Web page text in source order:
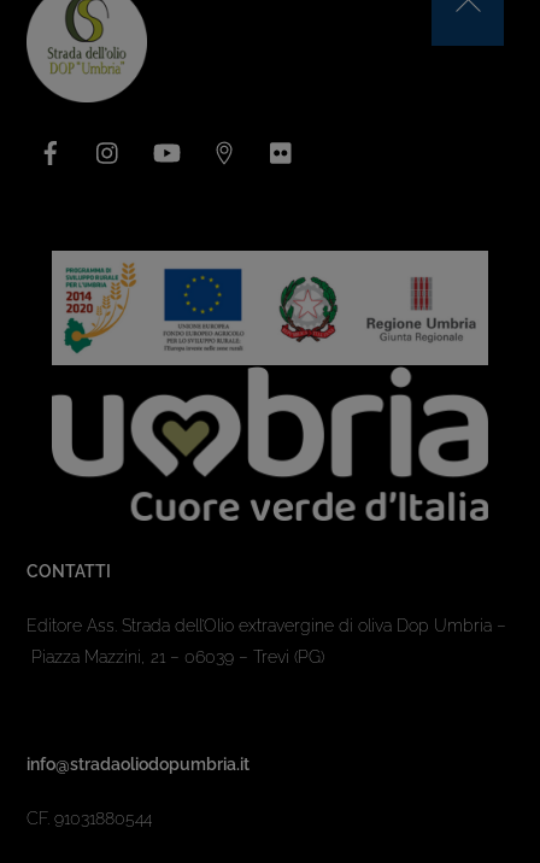
YouTube
CONTATTI
Editore Ass. Strada dell’Olio extravergine di oliva Dop Umbria –
Piazza Mazzini, 21 – 06039 – Trevi (PG)
info@stradaoliodopumbria.it
CF. 91031880544